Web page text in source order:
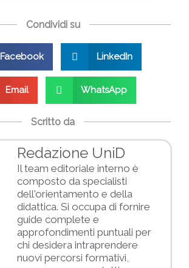
Condividi su
Facebook LinkedIn
Email WhatsApp
Scritto da
Redazione UniD
Il team editoriale interno è
composto da specialisti
dell'orientamento e della
didattica. Si occupa di fornire
guide complete e
approfondimenti puntuali per
chi desidera intraprendere
nuovi percorsi formativi,